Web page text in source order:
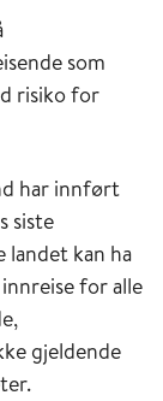
som
risiko for
har innført
siste
kan ha
for alle
gjeldende